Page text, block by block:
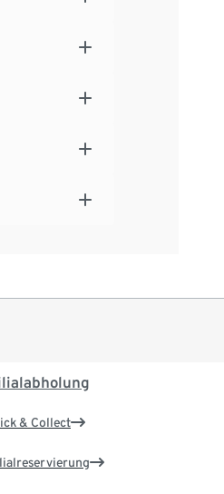
& Collect